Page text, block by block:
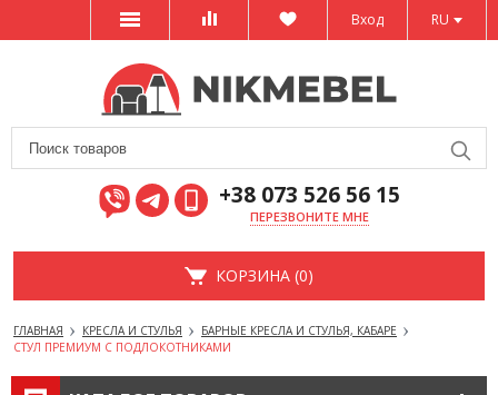
RU
Вход
+38 073 526 56 15
ПЕРЕЗВОНИТЕ МНЕ
КОРЗИНА (0)
ГЛАВНАЯ КРЕСЛА И СТУЛЬЯ
БАРНЫЕ КРЕСЛА И СТУЛЬЯ, КАБАРЕ
СТУЛ ПРЕМИУМ С ПОДЛОКОТНИКАМИ